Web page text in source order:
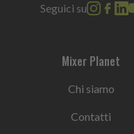
Seguici su
Mixer Planet
Chi siamo
Contatti